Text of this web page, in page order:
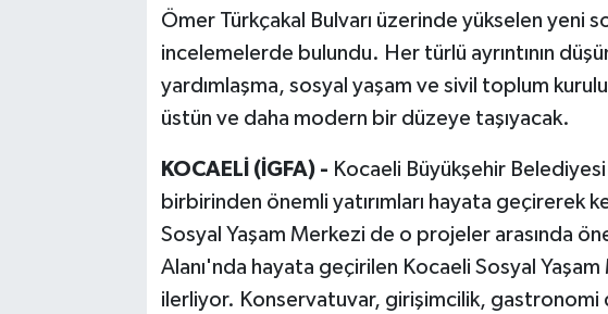
Ömer Türkçakal Bulvarı üzerinde yükselen yeni
incelemelerde bulundu. Her türlü ayrıntının
yardımlaşma, sosyal yaşam ve sivil toplum
üstün ve daha modern bir düzeye taşıyacak.
KOCAELİ (İGFA) - Kocaeli Büyükşehir
birbirinden önemli yatırımları hayata geçirerek
Sosyal Yaşam Merkezi de o projeler arasında
Alanı'nda hayata geçirilen Kocaeli Sosyal Yaşam
ilerliyor. Konservatuvar, girişimcilik, gastronomi